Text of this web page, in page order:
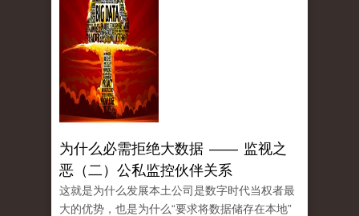
为什么必需拒绝大数据 —— 监视之
恶（二）公私监控伙伴关系
这就是为什么发展本土公司是数字时代当权者最
大的优势，也是为什么“要求将数据储存在本地”